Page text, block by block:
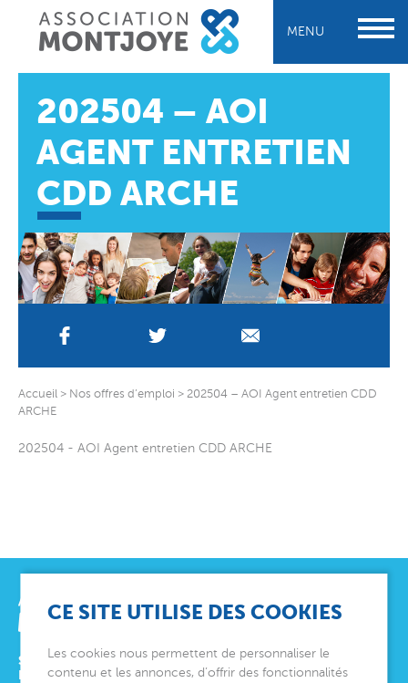
MENU
202504 – AOI
AGENT ENTRETIEN
CDD ARCHE
Accueil > Nos offres d’emploi > 202504 – AOI Agent entretien CDD
ARCHE
202504 - AOI Agent entretien CDD ARCHE
SIÈGE SOCIAL
ET DIRECTION GÉNÉRALE
CE SITE UTILISE DES COOKIES
Les cookies nous permettent de personnaliser le
contenu et les annonces, d’offrir des fonctionnalités